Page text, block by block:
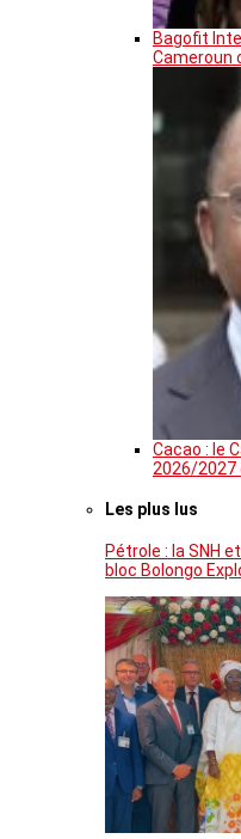
Bagofit
Cameroun
Cacao : le
2026/2027
Les plus lus
Pétrole : la SNH
bloc Bolongo